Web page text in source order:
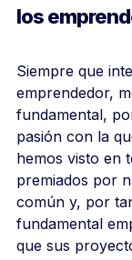
los
Siempre que
emprendedor,
fundamental,
pasión con la
hemos visto en
premiados por
común y, por
fundamental
que sus